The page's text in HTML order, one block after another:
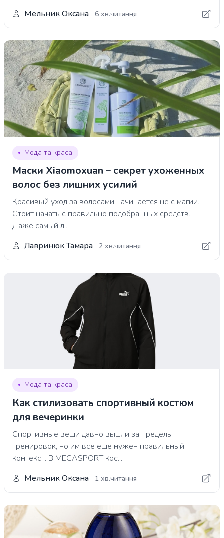
Мельник Оксана
6 хв.читання
Мода та краса
Маски Xiaomoxuan – секрет ухоженных
волос без лишних усилий
Красивый уход за волосами начинается не с магии.
Стоит начать с правильно подобранных средств.
Даже самый л...
Лавринюк Тамара
2 хв.читання
Мода та краса
Как стилизовать спортивный костюм
для вечеринки
Спортивные вещи давно вышли за пределы
тренировок, но им все еще нужен правильный
контекст. В MEGASPORT кос...
Мельник Оксана
1 хв.читання